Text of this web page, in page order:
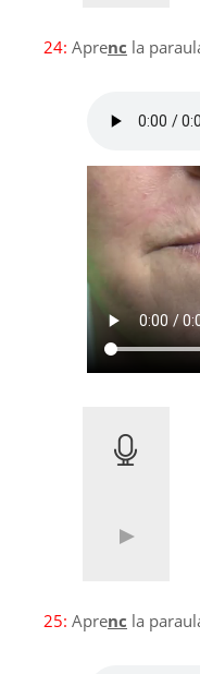
24: Aprenc la
25: Aprenc la